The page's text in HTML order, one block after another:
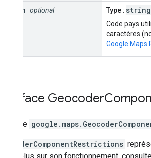
region optional Type: string
Code pays
caractères
Google Maps
Interface Geocoder
Interface google.maps.
GeocoderComponentRestrictions
savoir plus sur son fonctionnement,